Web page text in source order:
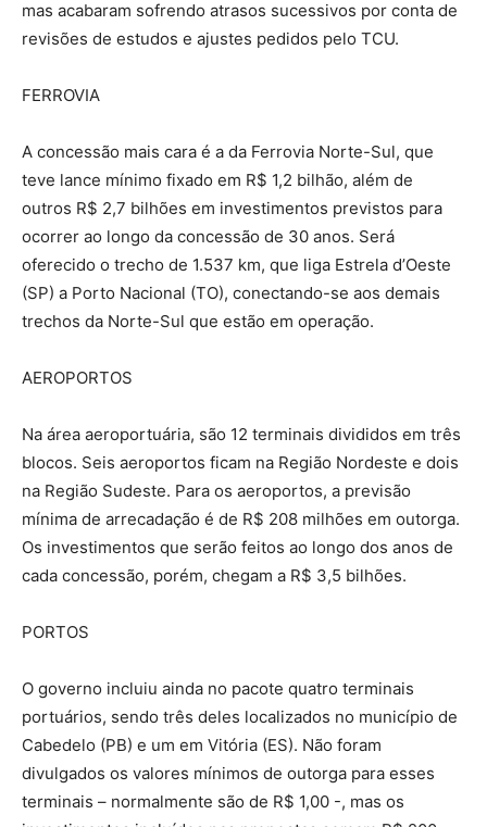
mas acabaram sofrendo atrasos sucessivos por conta de
revisões de estudos e ajustes pedidos pelo TCU.
FERROVIA
A concessão mais cara é a da Ferrovia Norte-Sul, que
teve lance mínimo fixado em R$ 1,2 bilhão, além de
outros R$ 2,7 bilhões em investimentos previstos para
ocorrer ao longo da concessão de 30 anos. Será
oferecido o trecho de 1.537 km, que liga Estrela d’Oeste
(SP) a Porto Nacional (TO), conectando-se aos demais
trechos da Norte-Sul que estão em operação.
AEROPORTOS
Na área aeroportuária, são 12 terminais divididos em três
blocos. Seis aeroportos ficam na Região Nordeste e dois
na Região Sudeste. Para os aeroportos, a previsão
mínima de arrecadação é de R$ 208 milhões em outorga.
Os investimentos que serão feitos ao longo dos anos de
cada concessão, porém, chegam a R$ 3,5 bilhões.
PORTOS
O governo incluiu ainda no pacote quatro terminais
portuários, sendo três deles localizados no município de
Cabedelo (PB) e um em Vitória (ES). Não foram
divulgados os valores mínimos de outorga para esses
terminais – normalmente são de R$ 1,00 -, mas os